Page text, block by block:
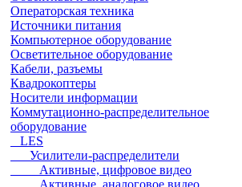
Операторская техника
Источники питания
Компьютерное оборудование
Осветительное оборудование
Кабели, разъемы
Квадрокоптеры
Носители информации
Коммутационно-распределительное
оборудование
LES
Усилители-распределители
Активные, цифровое видео